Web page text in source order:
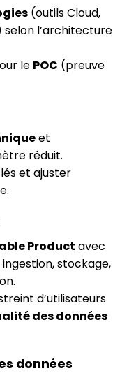
(outils Cloud,
selon l’architecture
le POC (preuve
et
réduit.
et ajuster
Product avec
stockage,
d’utilisateurs
des données
données